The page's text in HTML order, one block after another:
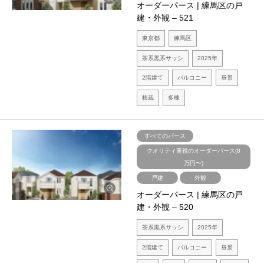
オーダーパース | 練馬区の戸
建・外観 – 521
東京都 練馬区
茶系黒系サッシ 2025年
2階建て バルコニー 昼景
植栽 多棟
すべてのパース
クオリティ重視のオーダーパース(8
万円〜)
戸建 外観
オーダーパース | 練馬区の戸
建・外観 – 520
茶系黒系サッシ 2025年
2階建て バルコニー 昼景